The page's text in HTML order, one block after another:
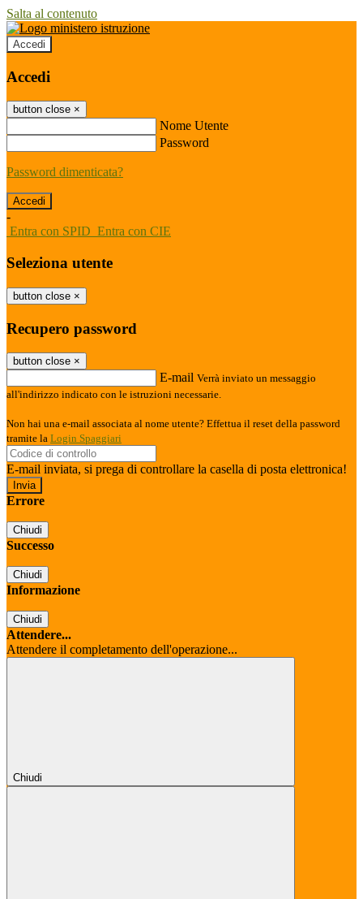
Salta al contenuto
Accedi
Accedi
button close ×
Nome Utente
Password
Password dimenticata?
-
Entra con SPID Entra con CIE
Seleziona utente
button close ×
Recupero password
button close ×
E-mail Verrà inviato un messaggio
all'indirizzo indicato con le istruzioni necessarie.
Non hai una e-mail associata al nome utente? Effettua il reset della password
tramite la Login Spaggiari
E-mail inviata, si prega di controllare la casella di posta elettronica!
Errore
Chiudi
Successo
Chiudi
Informazione
Chiudi
Attendere...
Attendere il completamento dell'operazione...
Chiudi